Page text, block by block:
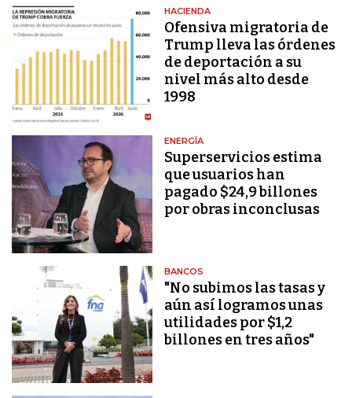
HACIENDA
Ofensiva migratoria de
Trump lleva las órdenes
de deportación a su
nivel más alto desde
1998
ENERGÍA
Superservicios estima
que usuarios han
pagado $24,9 billones
por obras inconclusas
BANCOS
"No subimos las tasas y
aún así logramos unas
utilidades por $1,2
billones en tres años"